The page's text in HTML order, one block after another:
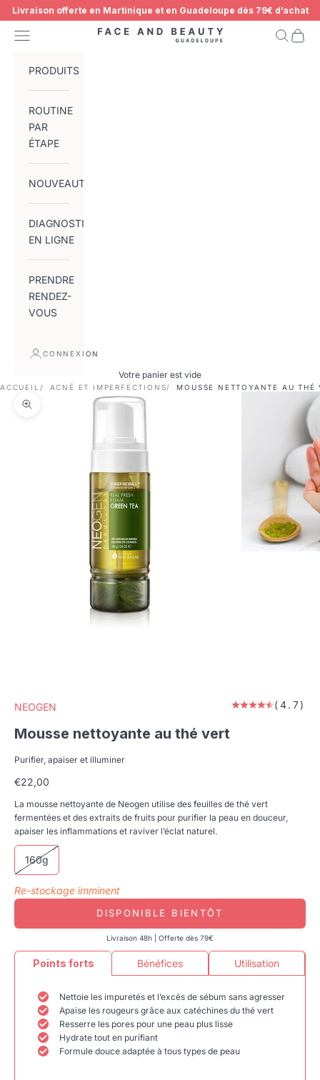
Passer au contenu
Livraison offerte en Martinique et en Guadeloupe dès 79€ d’achat
Face and Beauty Guadeloupe
Menu Panier
PRODUITS
ROUTINE
PAR
ÉTAPE
NOUVEAUTÉS
DIAGNOSTIC
EN LIGNE
PRENDRE
RENDEZ-
VOUS
CONNEXION
Votre panier est vide
ACCUEIL ACNÉ ET IMPERFECTIONS MOUSSE NETTOYANTE AU THÉ
DISPONIBLE BIENTÔT
Zoomer sur l'image
NEOGEN (4.7)
Mousse nettoyante au thé vert
Purifier, apaiser et illuminer
Prix de vente
€22,00
La mousse nettoyante de Neogen utilise des feuilles de thé vert
fermentées et des extraits de fruits pour purifier la peau en douceur,
apaiser les inflammations et raviver l’éclat naturel.
160g
Re-stockage imminent
DISPONIBLE BIENTÔT
Livraison 48h | Offerte dès 79€
Points forts Bénéfices Utilisation
Nettoie les impuretés et l’excès de sébum sans agresser
Apaise les rougeurs grâce aux catéchines du thé vert
Resserre les pores pour une peau plus lisse
Hydrate tout en purifiant
Formule douce adaptée à tous types de peau